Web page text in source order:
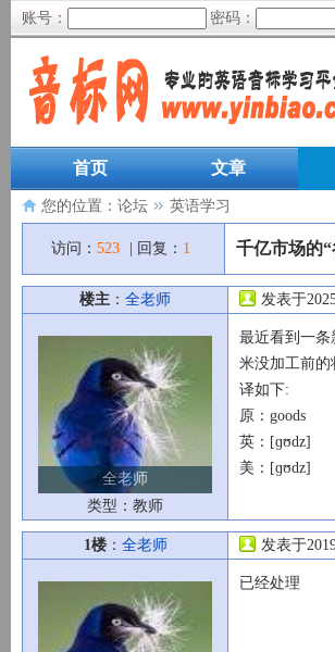
账号： 密码：
首页 文章
您的位置： 论坛 英语学习
访问： 523 | 回复： 1 千亿市场的
楼主 ： 全老师 发表于
全老师
类型：教师
最近看到一条
米没加工前的
译如下:
原：goods
英：[ɡʊdz]
美：[ɡʊdz]
1楼： 全老师 发表于
已经处理